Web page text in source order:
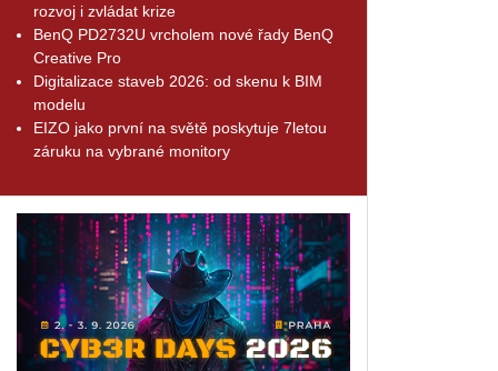
rozvoj i zvládat krize
BenQ PD2732U vrcholem nové řady BenQ
Creative Pro
Digitalizace staveb 2026: od skenu k BIM
modelu
EIZO jako první na světě poskytuje 7letou
záruku na vybrané monitory